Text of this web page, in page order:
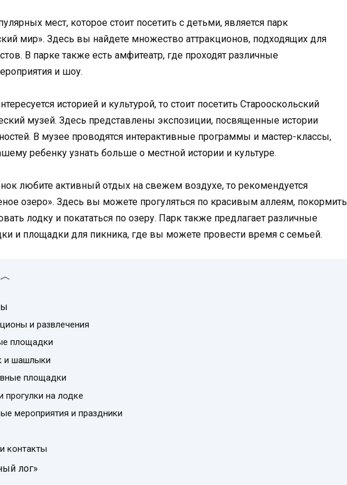
мест, которое стоит посетить с детьми, является парк
мир». Здесь вы найдете множество аттракционов, подходящих для
В парке также есть амфитеатр, где проходят различные
и шоу.
историей и культурой, то стоит посетить Старооскольский
музей. Здесь представлены экспозиции, посвященные истории
В музее проводятся интерактивные программы и мастер-классы,
ребенку узнать больше о местной истории и культуре.
любите активный отдых на свежем воздухе, то рекомендуется
озеро». Здесь вы можете прогуляться по красивым аллеям, покормить
лодку и покататься по озеру. Парк также предлагает различные
и площадки для пикника, где вы можете провести время с семьей.
и развлечения
площадки
и шашлыки
площадки
прогулки на лодке
мероприятия и праздники
контакты
лог»